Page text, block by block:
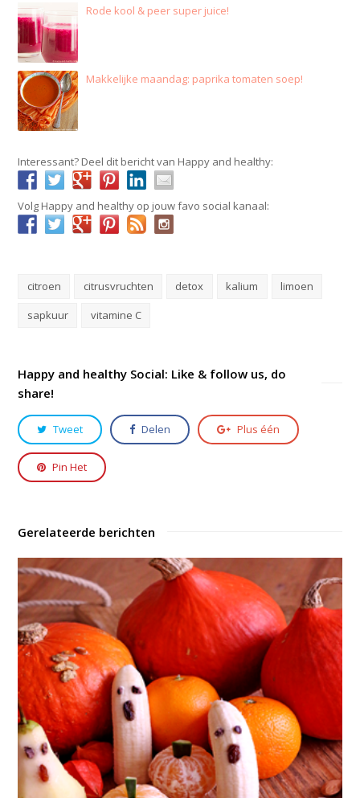
Rode kool & peer super juice!
Makkelijke maandag: paprika tomaten soep!
Interessant? Deel dit bericht van Happy and healthy:
Volg Happy and healthy op jouw favo social kanaal:
citroen citrusvruchten detox kalium
limoen
sapkuur
vitamine C
Happy and healthy Social: Like & follow us, do
share!
Tweet Delen Plus één
Pin Het
Gerelateerde berichten